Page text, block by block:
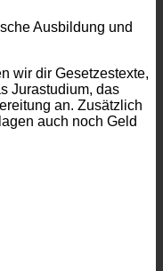
Ausbildung und
wir dir Gesetzestexte,
Jurastudium, das
an. Zusätzlich
auch noch Geld